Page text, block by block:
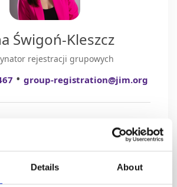
Details About
Świgoń-Kleszcz
rejestracji grupowych
• group-registration@jim.org
3 BILETY